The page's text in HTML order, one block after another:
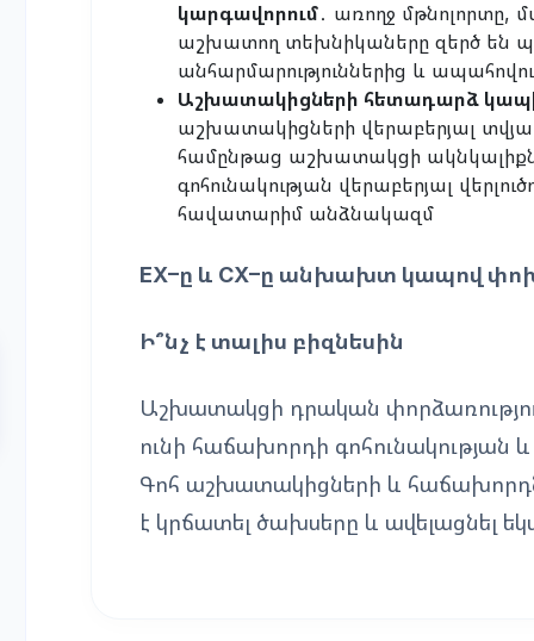
կարգավորում․ առողջ
աշխատող տեխնիկաները զերծ են
անհարմարություններից և
Աշխատակիցների հետադարձ
աշխատակիցների վերաբերյալ
համընթաց աշխատակցի
գոհունակության վերաբերյալ
հավատարիմ անձնակազմ
EX–ը և CX–ը անխախտ կապով
Ի՞նչ է տալիս բիզնեսին
Աշխատակցի դրական
ունի հաճախորդի գոհունակության
Գոհ աշխատակիցների և
է կրճատել ծախսերը և ավելացնել